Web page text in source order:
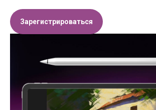
Зарегистрироваться